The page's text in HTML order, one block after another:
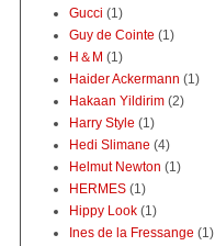
Gucci (1)
Guy de Cointe (1)
H＆M (1)
Haider Ackermann (1)
Hakaan Yildirim (2)
Harry Style (1)
Hedi Slimane (4)
Helmut Newton (1)
HERMES (1)
Hippy Look (1)
Ines de la Fressange (1)